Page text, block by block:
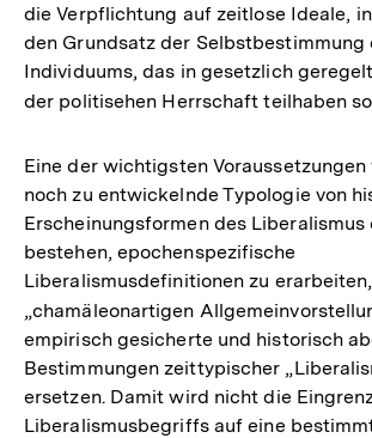
die Verpflichtung auf zeitlose Ideale,
den Grundsatz der Selbstbestimmung
Individuums, das in gesetzlich
der politisehen Herrschaft teilhaben
Eine der wichtigsten
noch zu entwickelnde Typologie von
Erscheinungsformen des
bestehen, epochenspezifische
Liberalismusdefinitionen zu
„chamäleonartigen
empirisch gesicherte und historisch
Bestimmungen zeittypischer
ersetzen. Damit wird nicht die
Liberalismusbegriffs auf eine